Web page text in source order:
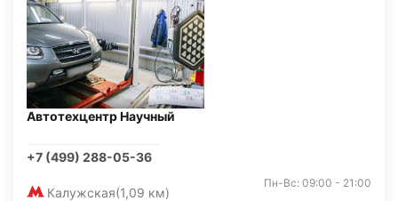
Автотехцентр Научный
+7 (499) 288-05-36
Калужская(1,09 км)
Пн-Вс: 09:00 - 21:00